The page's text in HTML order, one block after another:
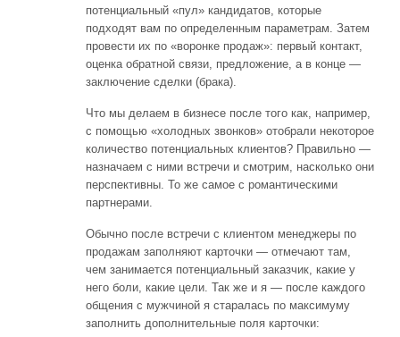
потенциальный «пул» кандидатов, которые
подходят вам по определенным параметрам. Затем
провести их по «воронке продаж»: первый контакт,
оценка обратной связи, предложение, а в конце —
заключение сделки (брака).
Что мы делаем в бизнесе после того как, например,
с помощью «холодных звонков» отобрали некоторое
количество потенциальных клиентов? Правильно —
назначаем с ними встречи и смотрим, насколько они
перспективны. То же самое с романтическими
партнерами.
Обычно после встречи с клиентом менеджеры по
продажам заполняют карточки — отмечают там,
чем занимается потенциальный заказчик, какие у
него боли, какие цели. Так же и я — после каждого
общения с мужчиной я старалась по максимуму
заполнить дополнительные поля карточки: